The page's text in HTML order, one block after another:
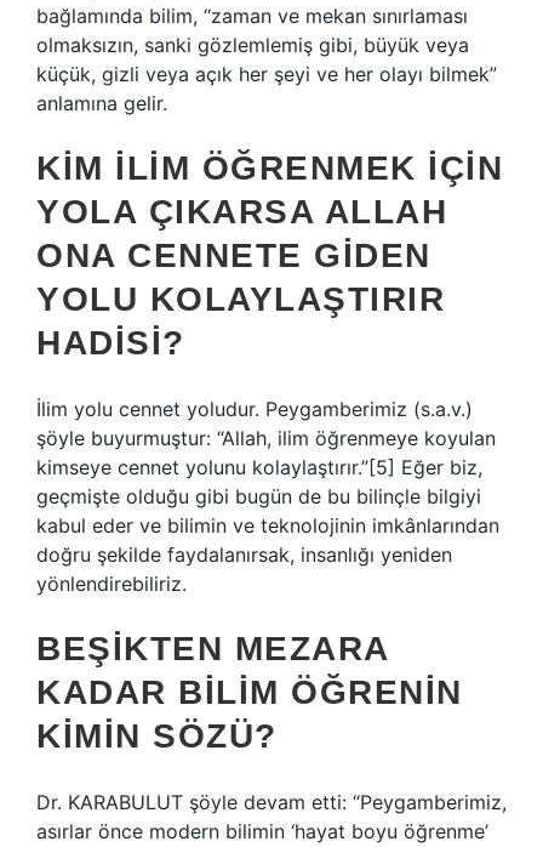
bağlamında bilim, “zaman ve mekan sınırlaması
olmaksızın, sanki gözlemlemiş gibi, büyük veya
küçük, gizli veya açık her şeyi ve her olayı bilmek”
anlamına gelir.
KIM ILIM ÖĞRENMEK IÇIN
YOLA ÇIKARSA ALLAH
ONA CENNETE GIDEN
YOLU KOLAYLAŞTIRIR
HADISI?
İlim yolu cennet yoludur. Peygamberimiz (s.a.v.)
şöyle buyurmuştur: “Allah, ilim öğrenmeye koyulan
kimseye cennet yolunu kolaylaştırır.”[5] Eğer biz,
geçmişte olduğu gibi bugün de bu bilinçle bilgiyi
kabul eder ve bilimin ve teknolojinin imkânlarından
doğru şekilde faydalanırsak, insanlığı yeniden
yönlendirebiliriz.
BEŞIKTEN MEZARA
KADAR BILIM ÖĞRENIN
KIMIN SÖZÜ?
Dr. KARABULUT şöyle devam etti: “Peygamberimiz,
asırlar önce modern bilimin ‘hayat boyu öğrenme’